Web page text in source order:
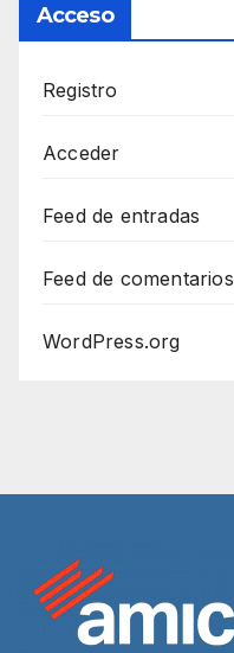
Acceso
Registro
Acceder
Feed de entradas
Feed de comentarios
WordPress.org